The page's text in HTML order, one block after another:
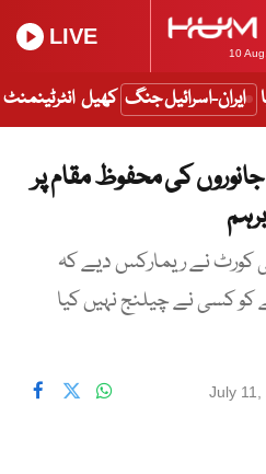
10
LIVE
ایران-اسرائیل جنگ کھیل انٹرٹینمنٹ
کی محفوظ مقام پر
کورٹ نے ریمارکس دیے کہ
کسی نے چیلنج نہیں کیا
July 11,